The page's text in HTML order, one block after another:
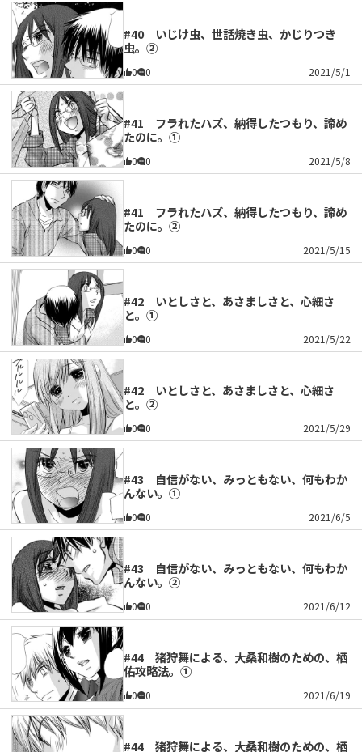
#40 いじけ虫、世話焼き虫、かじりつき
虫。②
0 0 2021/5/1
#41 フラれたハズ、納得したつもり、諦め
たのに。①
0 0 2021/5/8
#41 フラれたハズ、納得したつもり、諦め
たのに。②
0 0 2021/5/15
#42 いとしさと、あさましさと、心細さ
と。①
0 0 2021/5/22
#42 いとしさと、あさましさと、心細さ
と。②
0 0 2021/5/29
#43 自信がない、みっともない、何もわか
んない。①
0 0 2021/6/5
#43 自信がない、みっともない、何もわか
んない。②
0 0 2021/6/12
#44 猪狩舞による、大桑和樹のための、栖
佑攻略法。①
0 0 2021/6/19
#44 猪狩舞による、大桑和樹のための、栖